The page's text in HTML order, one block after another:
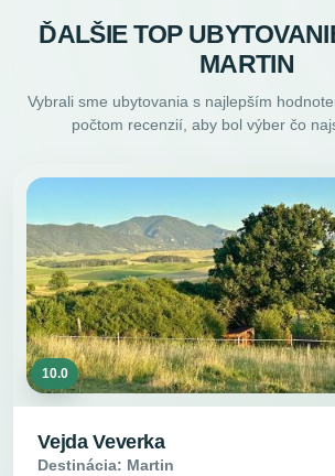
ĎALŠIE TOP
MARTIN
Vybrali sme ubytovania s najlepším
počtom recenzií, aby bol výber čo
10.0
Vejda Veverka
Destinácia: Martin